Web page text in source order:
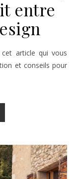
entre
et conseils pour